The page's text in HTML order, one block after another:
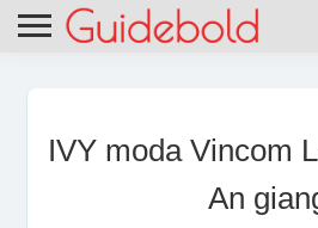
IVY moda Vincom
An